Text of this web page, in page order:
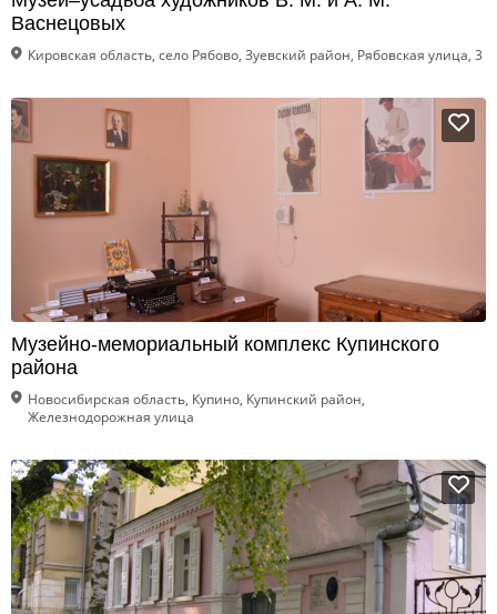
Васнецовых
Кировская область, село Рябово, Зуевский район, Рябовская улица, 3
Музейно-мемориальный комплекс Купинского
района
Новосибирская область, Купино, Купинский район,
Железнодорожная улица